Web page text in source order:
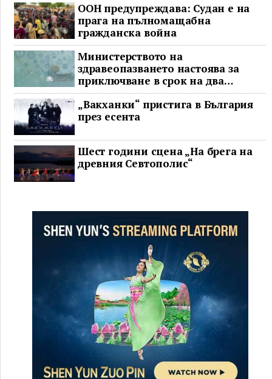
ООН предупреждава: Судан е на
прага на пълномащабна
гражданска война
Министерството на
здравеопазването настоява за
приключване в срок на два
ключови строителни проекта
„Вакханки“ пристига в България
през есента
Шест години сцена „На брега на
древния Севтополис“